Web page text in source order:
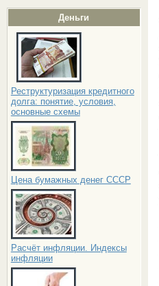
Деньги
Реструктуризация кредитного
долга: понятие, условия,
основные схемы
Цена бумажных денег СССР
Расчёт инфляции. Индексы
инфляции